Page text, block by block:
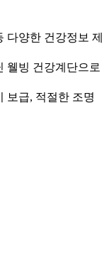
다양한 건강정보 제
웰빙 건강계단으로
보급, 적절한 조명